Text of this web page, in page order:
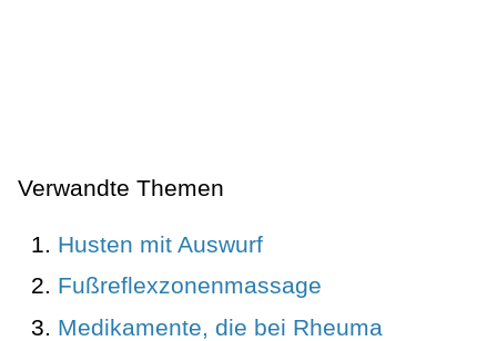
Verwandte Themen
Husten mit Auswurf
Fußreflexzonenmassage
Medikamente, die bei Rheuma